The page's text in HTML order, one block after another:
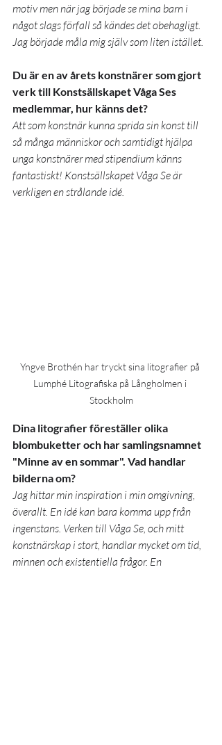
motiv men när jag började se mina barn i
något slags förfall så kändes det obehagligt.
Jag började måla mig själv som liten istället.
Du är en av årets konstnärer som gjort
verk till Konstsällskapet Våga Ses
medlemmar, hur känns det?
Att som konstnär kunna sprida sin konst till
så många människor och samtidigt hjälpa
unga konstnärer med stipendium känns
fantastiskt! Konstsällskapet Våga Se är
verkligen en strålande idé.
Yngve Brothén har tryckt sina litografier på
Lumphé Litografiska på Långholmen i
Stockholm
Dina litografier föreställer olika
blombuketter och har samlingsnamnet
"Minne av en sommar". Vad handlar
bilderna om?
Jag hittar min inspiration i min omgivning,
överallt. En idé kan bara komma upp från
ingenstans. Verken till Våga Se, och mitt
konstnärskap i stort, handlar mycket om tid,
minnen och existentiella frågor. En